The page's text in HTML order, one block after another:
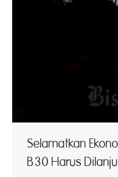
Selamatkan
B30 Harus